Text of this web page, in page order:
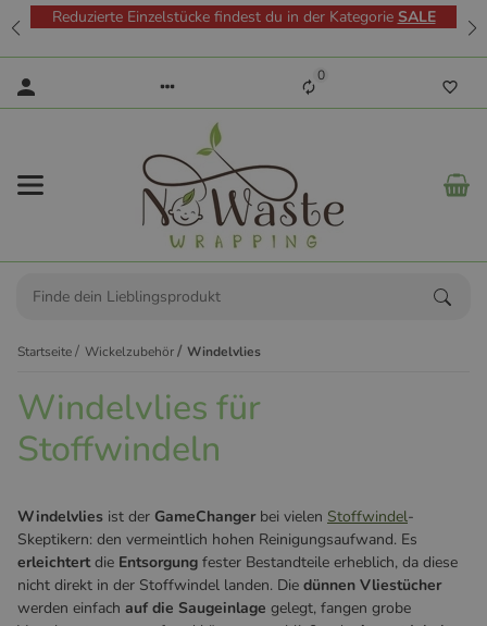
Reduzierte Einzelstücke findest du in der Kategorie SALE
0
Startseite Wickelzubehör Windelvlies
Windelvlies für
Stoffwindeln
Windelvlies ist der GameChangerbei vielen Stoffwindel-
Skeptikern: den vermeintlich hohen Reinigungsaufwand. Es
erleichtertdie Entsorgung fester Bestandteile erheblich, da diese
nicht direkt in der Stoffwindel landen. Die dünnen Vliestücher
werden einfach auf die Saugeinlage gelegt, fangen grobe